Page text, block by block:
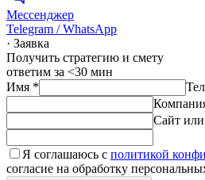
Мессенджер
Telegram / WhatsApp
· Заявка
Получить стратегию и смету
ответим за <30 мин
Имя *
Сайт
Я соглашаюсь с политикой
согласие на обработку